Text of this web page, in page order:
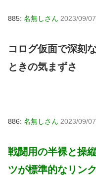
885: 名無しさん 2023/09/
コログ仮面で深刻
ときの気まずさ
886: 名無しさん 2023/09/
戦闘用の半裸と操
ツが標準的なリン